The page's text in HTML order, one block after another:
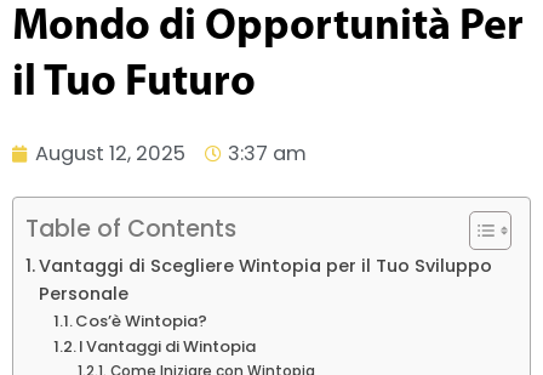
Mondo di Opportunità Per
il Tuo Futuro
August 12, 2025 3:37 am
Table of Contents
Vantaggi di Scegliere Wintopia per il Tuo Sviluppo
Personale
Cos’è Wintopia?
I Vantaggi di Wintopia